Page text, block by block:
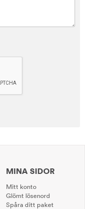
MINA SIDOR
Mitt konto
Glömt lösenord
Spåra ditt paket